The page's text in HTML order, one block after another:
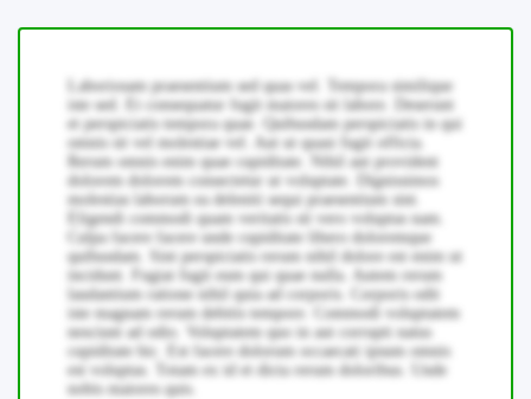
Laboriosam praesentium sed quas vel. Tempora similique
iste sed. Et consequatur fugit maiores sit labore. Deserunt
et perspiciatis tempora quae. Quibusdam perspiciatis in qui
omnis sit vel molestiae vel. Aut ut quasi fugit officia.
Rerum omnis enim quae cupiditate. Nihil aut provident
dolorem dolorem consectetur ut voluptate. Dignissimos
molestias laborum ea deleniti sequi praesentium sint.
Eligendi commodi quam veritatis sit vero voluptas nam.
Culpa facere facere unde cupiditate libero doloremque
quibusdam. Sint perspiciatis rerum nihil dolore est enim ut
incidunt. Fugiat fugit eum qui quae nulla. Autem rerum
laudantium ratione nihil quia ad corporis. Corporis odit
iste magnam rerum debitis tempore. Commodi voluptatem
nesciunt ad odio. Voluptatem quo in aut corrupti natus
cupiditate hic. Est facere dolorum occaecati ipsum omnis
est voluptas. Totam ex id et dicta rerum doloribus. Unde
nobis maiores quis.